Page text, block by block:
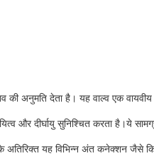
की अनुमति देता है। यह वाल्व एक
और दीर्घायु सुनिश्चित करता है।ये
अतिरिक्त यह विभिन्न अंत कनेक्शन